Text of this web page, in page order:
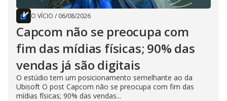
O VÍCIO / 06/08/2026
Capcom não se preocupa com
fim das mídias físicas; 90% das
vendas já são digitais
O estúdio tem um posicionamento semelhante ao da
Ubisoft O post Capcom não se preocupa com fim das
mídias físicas; 90% das vendas...